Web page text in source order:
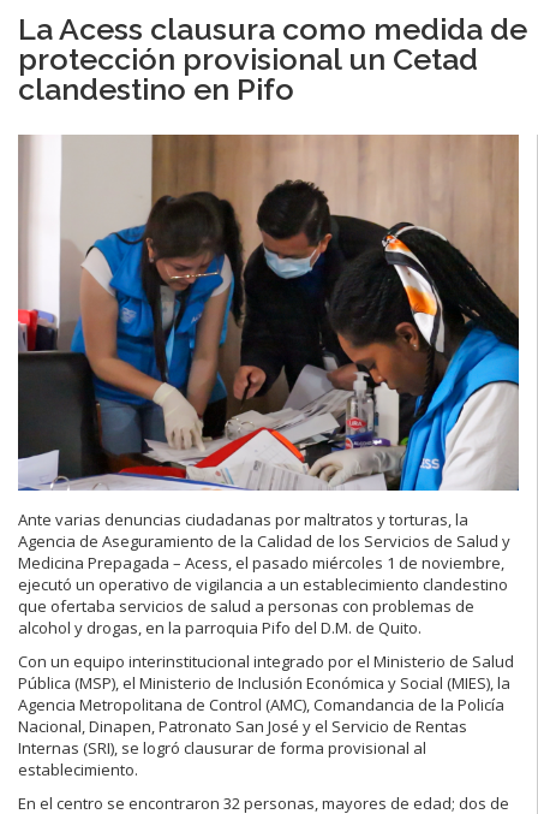
La Acess clausura como medida de
protección provisional un Cetad
clandestino en Pifo
Ante varias denuncias ciudadanas por maltratos y torturas, la
Agencia de Aseguramiento de la Calidad de los Servicios de Salud y
Medicina Prepagada – Acess, el pasado miércoles 1 de noviembre,
ejecutó un operativo de vigilancia a un establecimiento clandestino
que ofertaba servicios de salud a personas con problemas de
alcohol y drogas, en la parroquia Pifo del D.M. de Quito.
Con un equipo interinstitucional integrado por el Ministerio de Salud
Pública (MSP), el Ministerio de Inclusión Económica y Social (MIES), la
Agencia Metropolitana de Control (AMC), Comandancia de la Policía
Nacional, Dinapen, Patronato San José y el Servicio de Rentas
Internas (SRI), se logró clausurar de forma provisional al
establecimiento.
En el centro se encontraron 32 personas, mayores de edad; dos de